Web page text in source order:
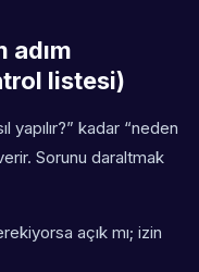
adım
listesi)
yapılır?” kadar “neden
Sorunu daraltmak
açık mı; izin